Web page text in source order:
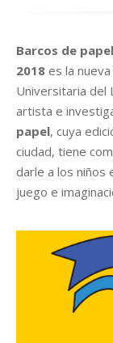
Barcos de
2018 es la
Universitaria del
artista e
papel, cuya
ciudad, tiene
darle a los niños
juego e